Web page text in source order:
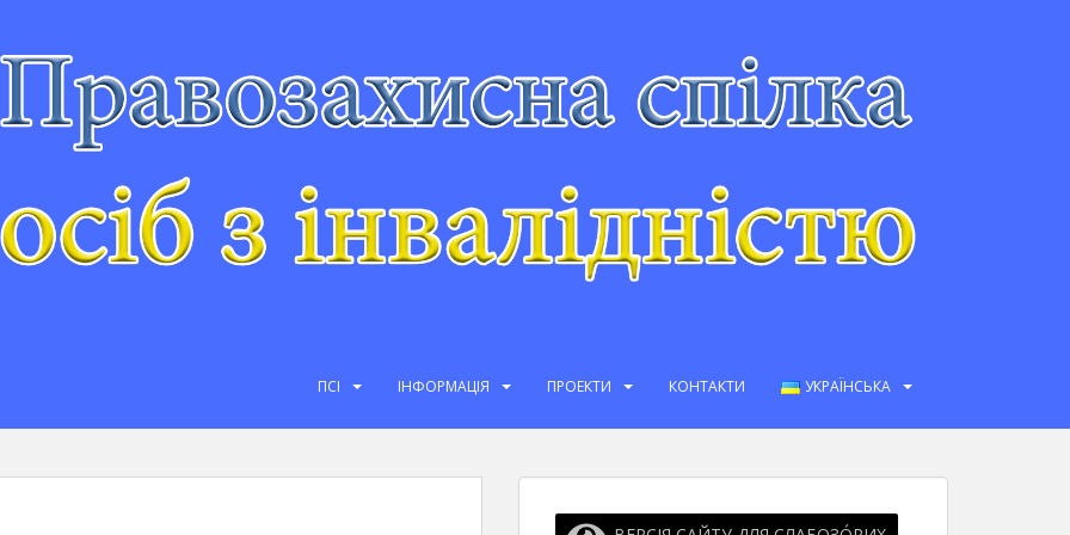
ПСІ ІНФОРМАЦІЯ ПРОЕКТИ КОНТАКТИ УКРАЇНСЬКА